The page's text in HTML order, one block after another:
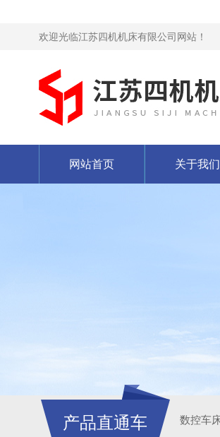
欢迎光临江苏四机机床有限公司网站！
网站首页 关于我们
产品直通车